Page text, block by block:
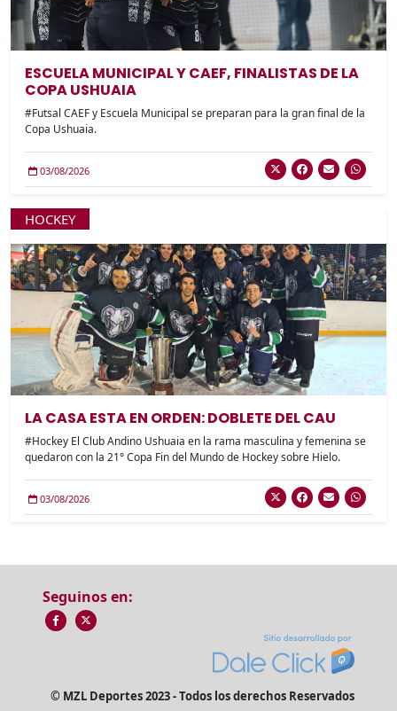
ESCUELA MUNICIPAL Y CAEF, FINALISTAS DE LA
COPA USHUAIA
#Futsal CAEF y Escuela Municipal se preparan para la gran final de la
Copa Ushuaia.
03/08/2026
HOCKEY
LA CASA ESTA EN ORDEN: DOBLETE DEL CAU
#Hockey El Club Andino Ushuaia en la rama masculina y femenina se
quedaron con la 21° Copa Fin del Mundo de Hockey sobre Hielo.
03/08/2026
Seguinos en:
© MZL Deportes 2023 - Todos los derechos Reservados